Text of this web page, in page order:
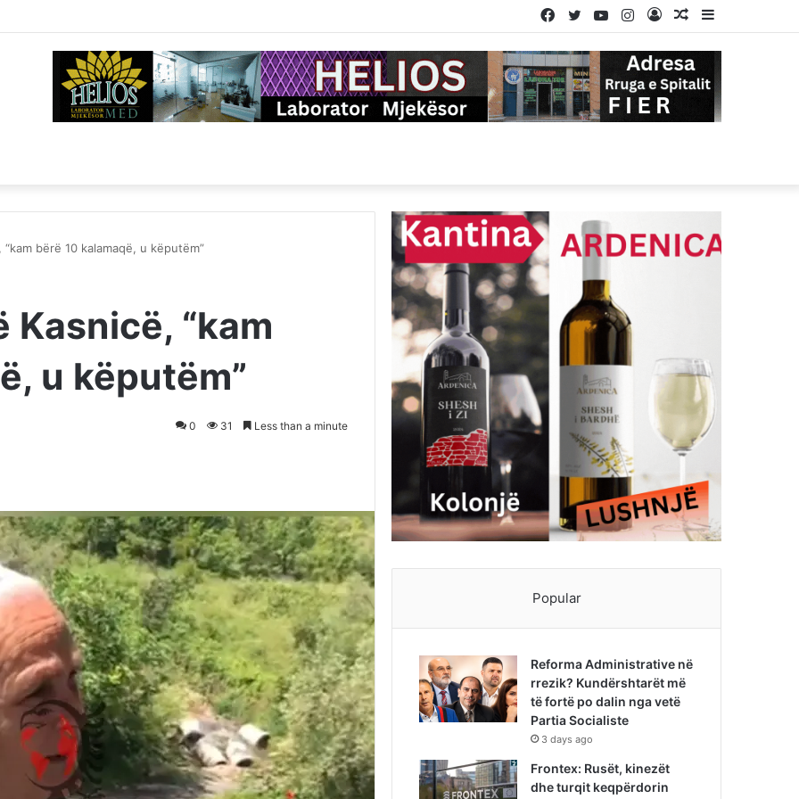
Sidebar
Random
Log
Instagram
YouTube
Twitter
Facebook
bërë 10 kalamaqë, u këputëm”
Kasnicë, “kam
u këputëm”
0 31 Less than a minute
Popular
Reforma Administrative në
rrezik? Kundërshtarët më
të fortë po dalin nga vetë
Partia Socialiste
3 days ago
Frontex: Rusët, kinezët
dhe turqit keqpërdorin